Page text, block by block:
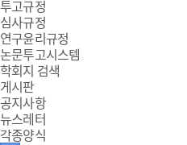
투고규정
심사규정
연구윤리규정
논문투고시스템
학회지 검색
게시판
공지사항
뉴스레터
각종양식